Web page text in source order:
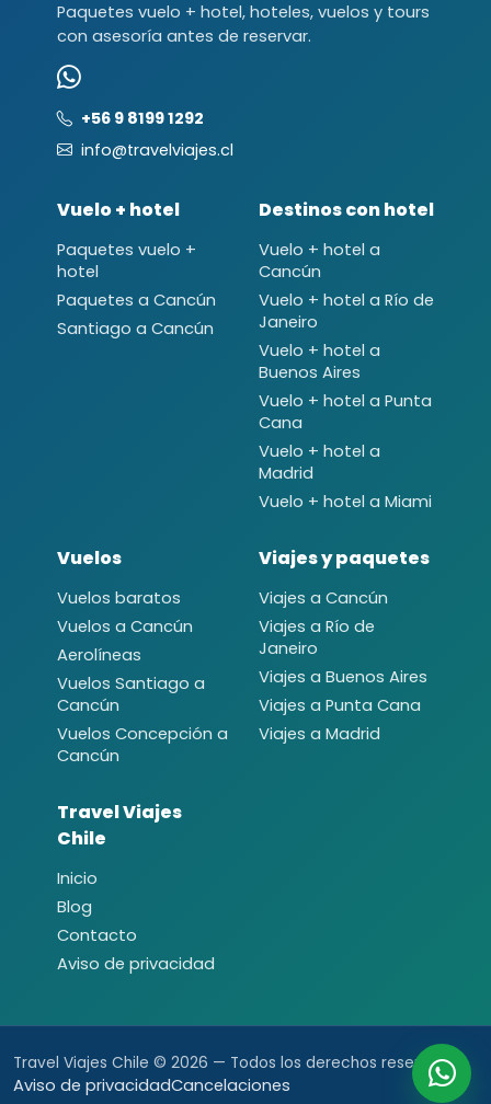
Paquetes vuelo + hotel, hoteles, vuelos y tours
con asesoría antes de reservar.
+56 9 8199 1292
info@travelviajes.cl
Vuelo + hotel
Paquetes vuelo +
hotel
Paquetes a Cancún
Santiago a Cancún
Destinos con hotel
Vuelo + hotel a
Cancún
Vuelo + hotel a Río de
Janeiro
Vuelo + hotel a
Buenos Aires
Vuelo + hotel a Punta
Cana
Vuelo + hotel a
Madrid
Vuelo + hotel a Miami
Vuelos
Vuelos baratos
Vuelos a Cancún
Aerolíneas
Vuelos Santiago a
Cancún
Vuelos Concepción a
Cancún
Viajes y paquetes
Viajes a Cancún
Viajes a Río de
Janeiro
Viajes a Buenos Aires
Viajes a Punta Cana
Viajes a Madrid
Travel Viajes
Chile
Inicio
Blog
Contacto
Aviso de privacidad
Travel Viajes Chile © 2026 — Todos los derechos reservados.
Aviso de privacidadCancelaciones